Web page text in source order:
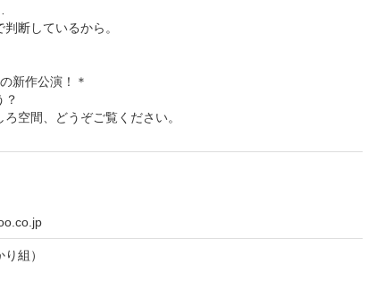
断しているから。
新作公演！＊
？
空間、どうぞご覧ください。
組）